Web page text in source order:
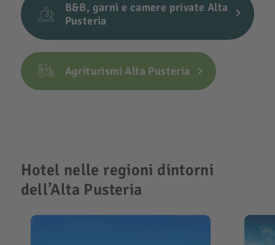
B&B, garni e camere private Alta
Pusteria
Agriturismi Alta Pusteria
Hotel nelle regioni dintorni
dell’Alta Pusteria